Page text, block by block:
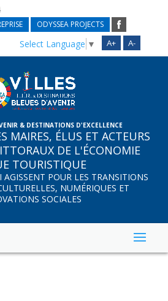
ODYSSEA PROJECTS
A+ A-
Select Language ▼
& DESTINATIONS D'EXCELLENCE
MAIRES, ÉLUS ET ACTEURS
DE L'ÉCONOMIE
TOURISTIQUE
AGISSENT POUR LES TRANSITIONS
NUMÉRIQUES ET
SOCIALES